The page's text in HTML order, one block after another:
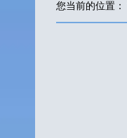
您当前的位置：